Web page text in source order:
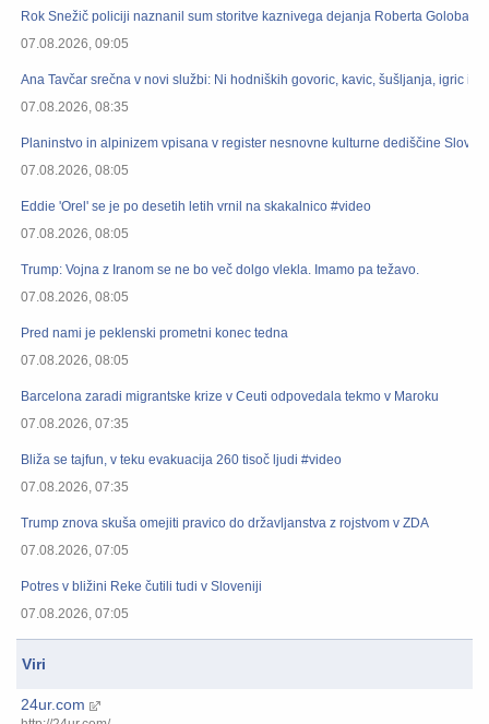
Rok Snežič policiji naznanil sum storitve kaznivega dejanja Roberta Goloba
07.08.2026, 09:05
Ana Tavčar srečna v novi službi: Ni hodniških govoric, kavic, šušljanja, igric in
07.08.2026, 08:35
Planinstvo in alpinizem vpisana v register nesnovne kulturne dediščine
07.08.2026, 08:05
Eddie 'Orel' se je po desetih letih vrnil na skakalnico #video
07.08.2026, 08:05
Trump: Vojna z Iranom se ne bo več dolgo vlekla. Imamo pa težavo.
07.08.2026, 08:05
Pred nami je peklenski prometni konec tedna
07.08.2026, 08:05
Barcelona zaradi migrantske krize v Ceuti odpovedala tekmo v Maroku
07.08.2026, 07:35
Bliža se tajfun, v teku evakuacija 260 tisoč ljudi #video
07.08.2026, 07:35
Trump znova skuša omejiti pravico do državljanstva z rojstvom v ZDA
07.08.2026, 07:05
Potres v bližini Reke čutili tudi v Sloveniji
07.08.2026, 07:05
Viri
24ur.com